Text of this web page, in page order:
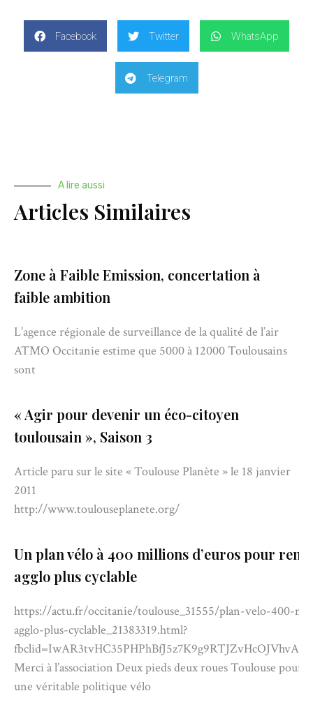
Facebook Twitter WhatsApp
Telegram
A lire aussi
Articles Similaires
Zone à Faible Emission, concertation à
faible ambition
L’agence régionale de surveillance de la qualité de l’air
ATMO Occitanie estime que 5000 à 12000 Toulousains
sont
« Agir pour devenir un éco-citoyen
toulousain », Saison 3
Article paru sur le site « Toulouse Planète » le 18 janvier
2011
http://www.toulouseplanete.org/
Un plan vélo à 400 millions d’euros pour
agglo plus cyclable
https://actu.fr/occitanie/toulouse_31555/plan-velo-400-
agglo-plus-cyclable_21383319.html?
Merci à l’association Deux pieds deux roues Toulouse
une véritable politique vélo